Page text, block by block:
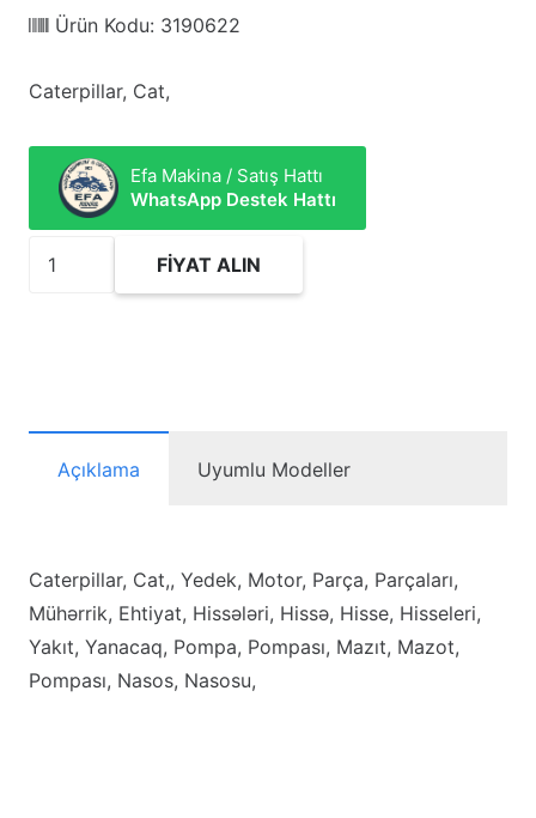
Ürün Kodu: 3190622
Caterpillar, Cat,
Efa Makina / Satış Hattı
WhatsApp Destek Hattı
3190622
FIYAT ALIN
Açıklama Uyumlu Modeller
Caterpillar, Cat,, Yedek, Motor, Parça, Parçaları,
Mühərrik, Ehtiyat, Hissələri, Hissə, Hisse, Hisseleri,
Yakıt, Yanacaq, Pompa, Pompası, Mazıt, Mazot,
Pompası, Nasos, Nasosu,